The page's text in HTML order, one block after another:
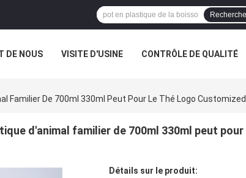
Recherche
DE NOUS VISITE D'USINE CONTRÔLE DE QUALITÉ
Familier De 700ml 330ml Peut Pour Le Thé Logo Customized
d'animal familier de 700ml 330ml peut
Détails sur le produit: